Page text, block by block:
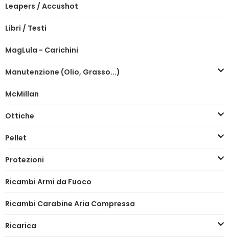
Leapers / Accushot
Libri / Testi
MagLula - Carichini
Manutenzione (Olio, Grasso...)
McMillan
Ottiche
Pellet
Protezioni
Ricambi Armi da Fuoco
Ricambi Carabine Aria Compressa
Ricarica